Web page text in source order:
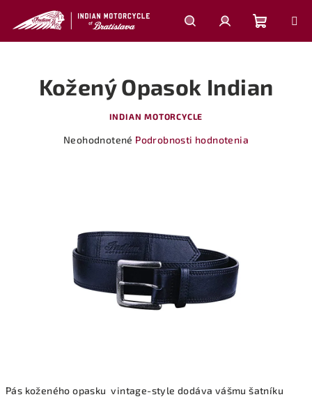
obsah
HľadaťPrihlásenie
košík
Pás koženého opasku vintage-style dodáva vášmu šatníku
Kožený Opasok Indian
INDIAN MOTORCYCLE
Priemerné
hviezdičiek.
Neohodnotené Podrobnosti hodnotenia